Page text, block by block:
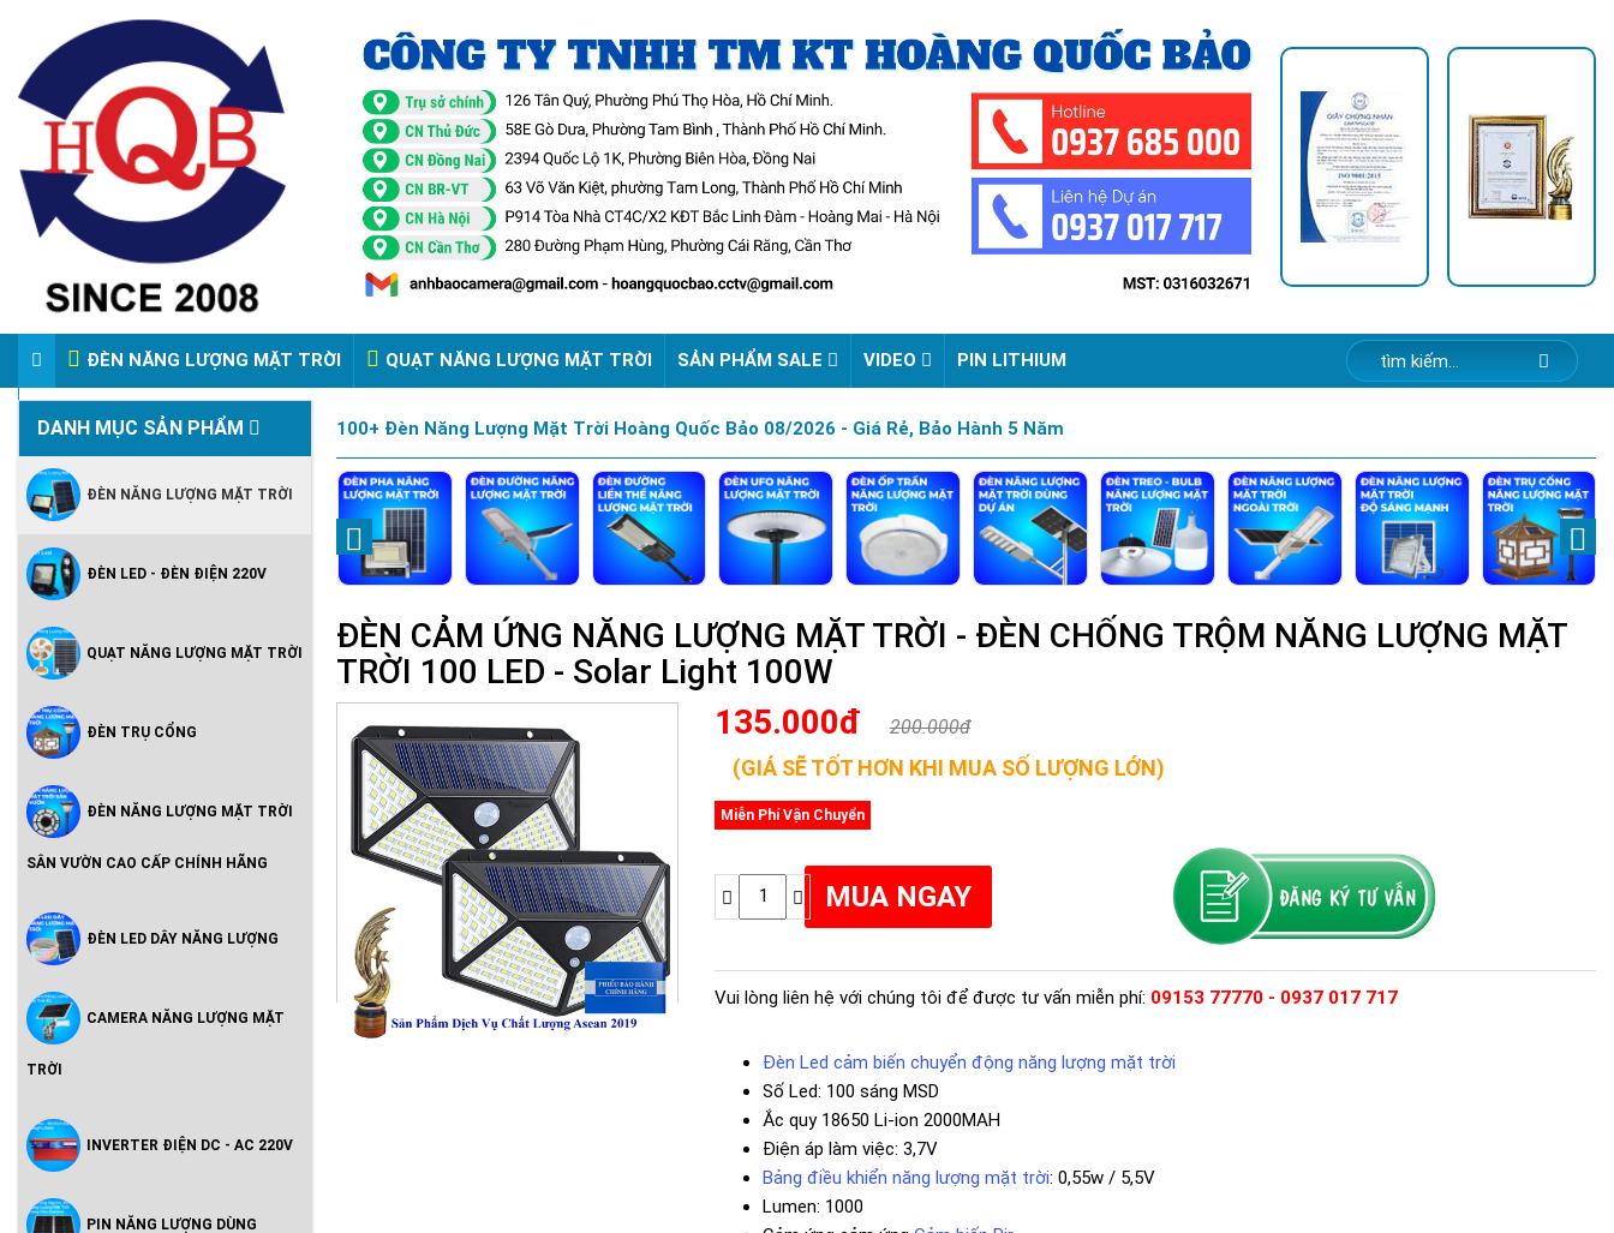
ĐÈN NĂNG LƯỢNG MẶT TRỜI QUẠT NĂNG LƯỢNG MẶT TRỜI SẢN PHẨM SALE VIDEO PIN LITHIUM
VIDEO ĐÈN PHA ĐIỆN 220V
DANH MỤC SẢN PHẨM
ĐÈN NĂNG LƯỢNG MẶT TRỜI
Vườn Cao Cấp Chính Hãng
ĐÈN LED - ĐÈN ĐIỆN 220V
Hoàng Quốc Bảo - Độ Sáng Cao,
QUẠT NĂNG LƯỢNG MẶT TRỜI
ĐÈN TRỤ CỔNG
ĐÈN NĂNG LƯỢNG MẶT TRỜI
SÂN VƯỜN CAO CẤP CHÍNH HÃNG
ĐÈN LED DÂY NĂNG LƯỢNG
CAMERA NĂNG LƯỢNG MẶT
TRỜI
INVERTER ĐIỆN DC - AC 220V
PIN NĂNG LƯỢNG DÙNG
100+ Đèn Năng Lượng Mặt Trời Hoàng Quốc Bảo 08/2026 - Giá Rẻ, Bảo Hành 5 Năm
ĐÈN CẢM ỨNG NĂNG LƯỢNG MẶT TRỜI - ĐÈN CHỐNG TRỘM NĂNG LƯỢNG MẶT
TRỜI 100 LED - Solar Light 100W
135.000đ
200.000đ
(GIÁ SẼ TỐT HƠN KHI MUA SỐ LƯỢNG LỚN)
Miễn Phí Vận Chuyển
Vui lòng liên hệ với chúng tôi để được tư vấn miễn phí: 09153 77770 - 0937 017 717
Đèn Led cảm biến chuyển động năng lượng mặt trời
Số Led: 100 sáng MSD
Ắc quy 18650 Li-ion 2000MAH
Điện áp làm việc: 3,7V
Bảng điều khiển năng lượng mặt trời: 0,55w / 5,5V
Lumen: 1000